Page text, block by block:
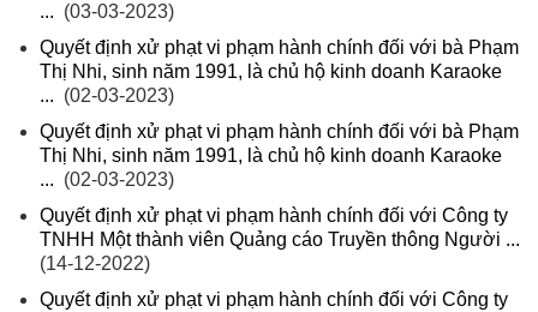
... (03-03-2023)
Quyết định xử phạt vi phạm hành chính đối với bà Phạm
Thị Nhi, sinh năm 1991, là chủ hộ kinh doanh Karaoke
... (02-03-2023)
Quyết định xử phạt vi phạm hành chính đối với bà Phạm
Thị Nhi, sinh năm 1991, là chủ hộ kinh doanh Karaoke
... (02-03-2023)
Quyết định xử phạt vi phạm hành chính đối với Công ty
TNHH Một thành viên Quảng cáo Truyền thông Người ...
(14-12-2022)
Quyết định xử phạt vi phạm hành chính đối với Công ty